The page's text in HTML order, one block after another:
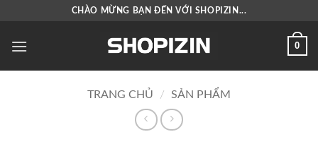
nội
CHÀO MỪNG BẠN ĐẾN VỚI SHOPIZIN...
0
TRANG CHỦ / SẢN PHẨM